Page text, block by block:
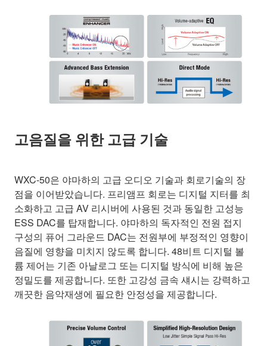
고음질을 위한 고급 기술
WXC-50은 야마하의 고급 오디오 기술과 회로기술의 장
점을 이어받았습니다. 프리앰프 회로는 디지털 지터를 최
소화하고 고급 AV 리시버에 사용된 것과 동일한 고성능
ESS DAC를 탑재합니다. 야마하의 독자적인 전원 접지
구성의 퓨어 그라운드 DAC는 전원부에 부정적인 영향이
음질에 영향을 미치지 않도록 합니다. 48비트 디지털 볼
륨 제어는 기존 아날로그 또는 디지털 방식에 비해 높은
정밀도를 제공합니다. 또한 고강성 금속 섀시는 강력하고
깨끗한 음악재생에 필요한 안정성을 제공합니다.